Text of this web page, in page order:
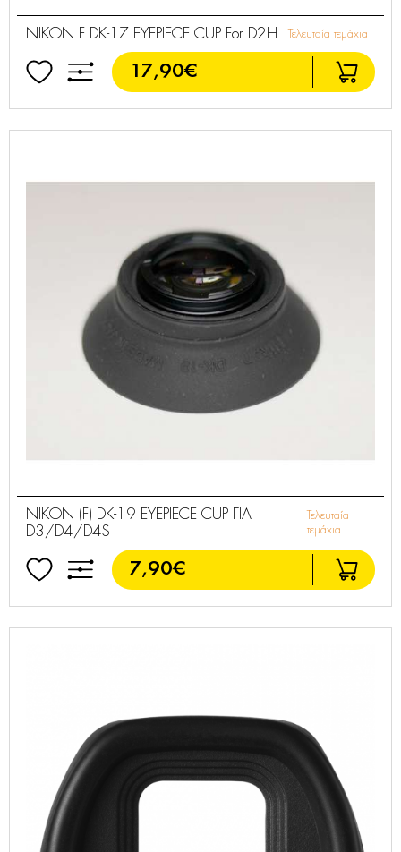
NIKON F DK-17 EYEPIECE CUP For D2H Τελευταία τεμάχια
17,90€
NIKON (F) DK-19 EYEPIECE CUP ΓΙΑ
D3/D4/D4S
Τελευταία
τεμάχια
7,90€